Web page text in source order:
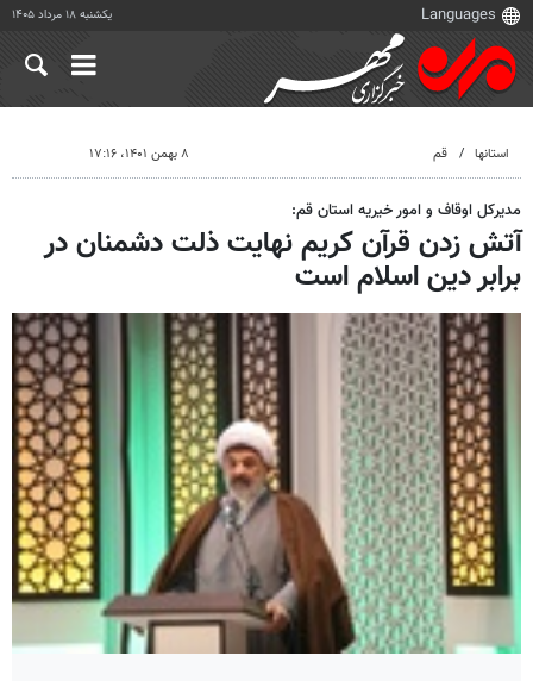
یکشنبه ۱۸ مرداد ۱۴۰۵
استانها قم ۸ بهمن ۱۴۰۱، ۱۷:۱۶
مدیرکل اوقاف و امور خیریه استان قم:
آتش زدن قرآن کریم نهایت ذلت دشمنان در
برابر دین اسلام است